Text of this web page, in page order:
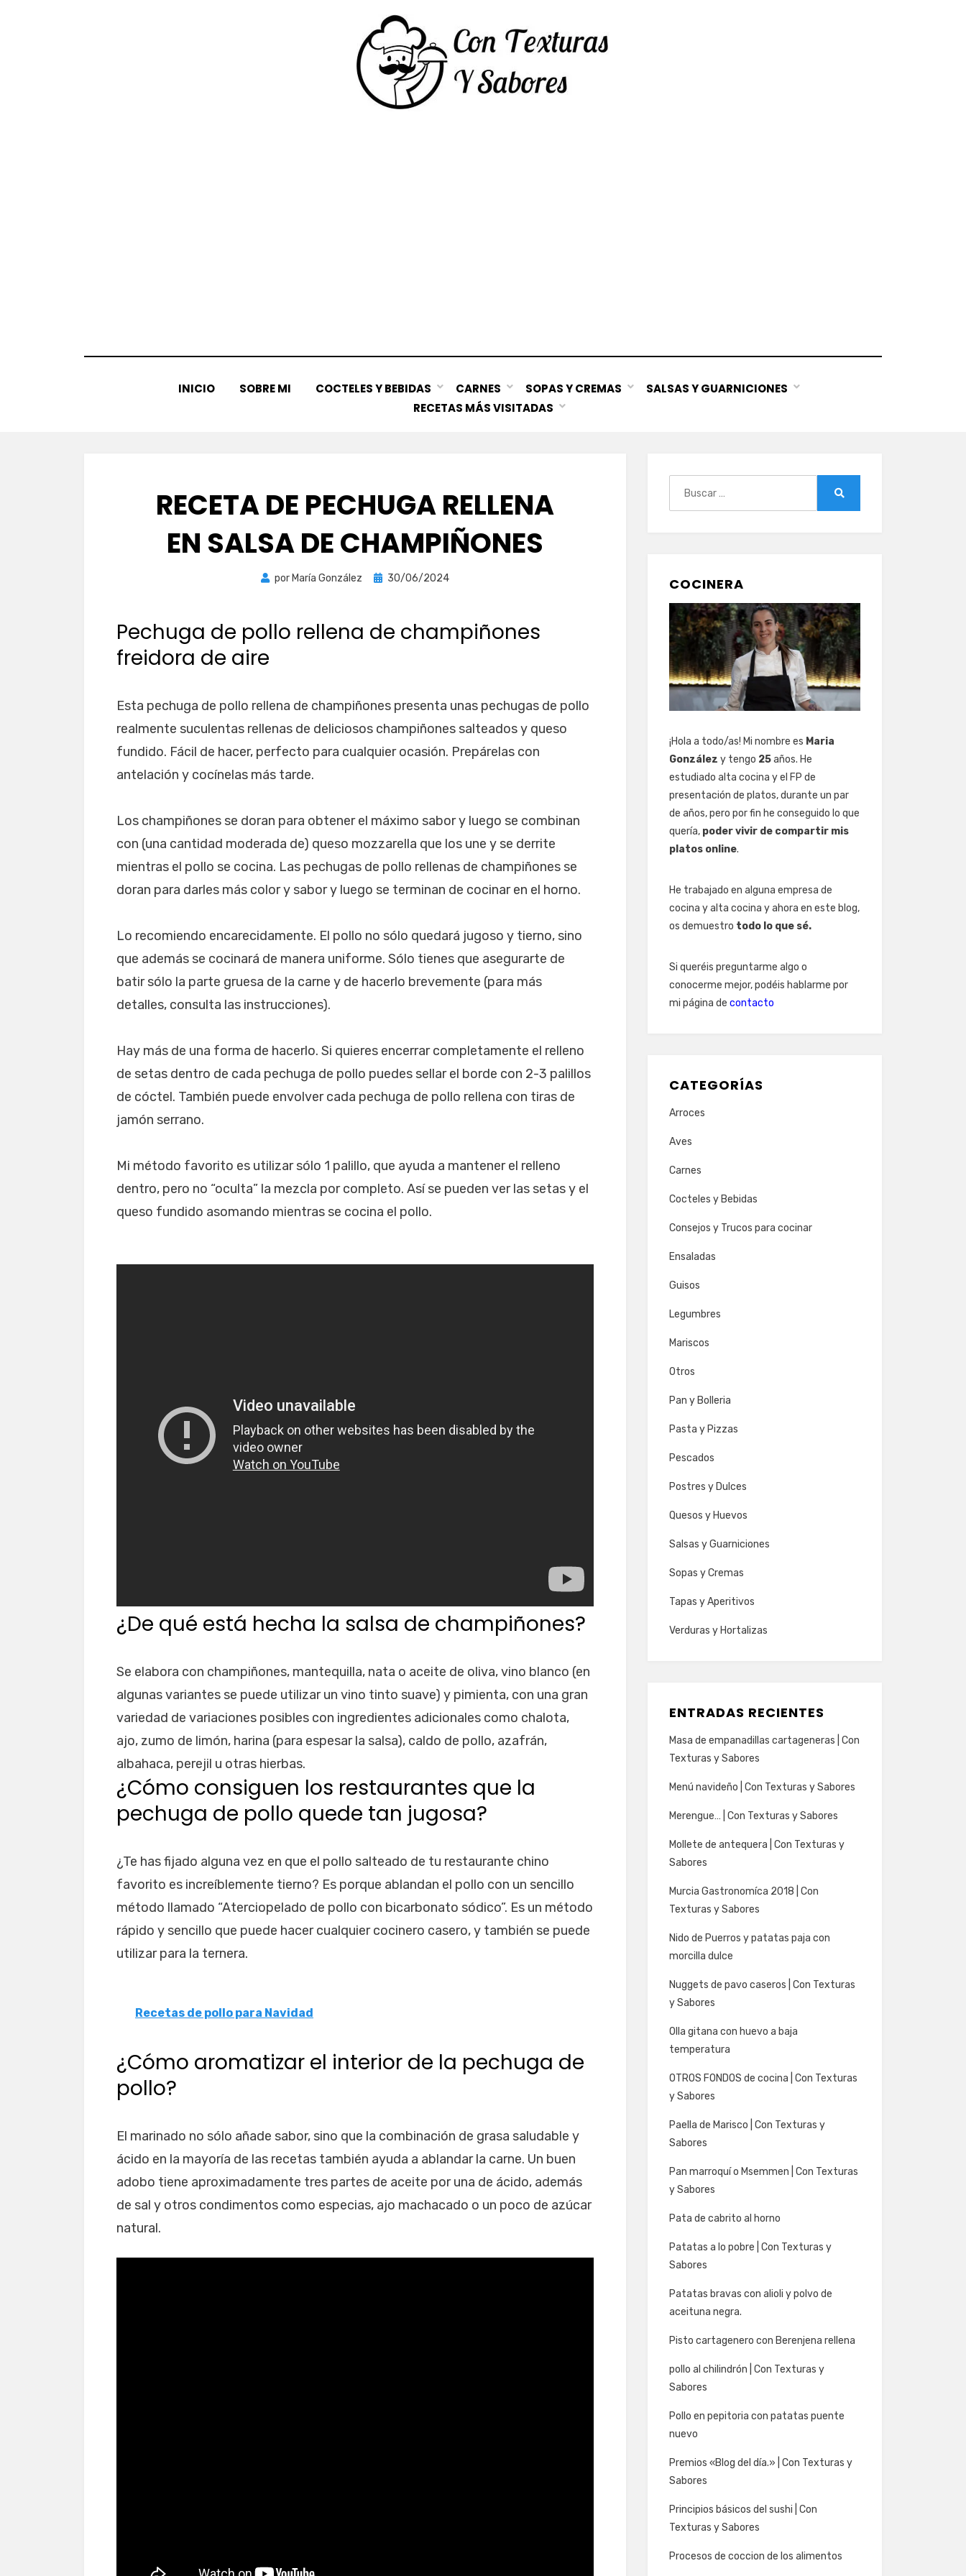
INICIO SOBRE MI COCTELES Y BEBIDAS CARNES SOPAS Y CREMAS
SALSAS Y GUARNICIONES
RECETAS MÁS VISITADAS
RECETA DE PECHUGA RELLENA
EN SALSA DE CHAMPIÑONES
por María González
Publicada
30/06/2024
Pechuga de pollo rellena de champiñones
freidora de aire
Esta pechuga de pollo rellena de champiñones presenta unas pechugas de pollo
realmente suculentas rellenas de deliciosos champiñones salteados y queso
fundido. Fácil de hacer, perfecto para cualquier ocasión. Prepárelas con
antelación y cocínelas más tarde.
Los champiñones se doran para obtener el máximo sabor y luego se combinan
con (una cantidad moderada de) queso mozzarella que los une y se derrite
mientras el pollo se cocina. Las pechugas de pollo rellenas de champiñones se
doran para darles más color y sabor y luego se terminan de cocinar en el horno.
Lo recomiendo encarecidamente. El pollo no sólo quedará jugoso y tierno, sino
que además se cocinará de manera uniforme. Sólo tienes que asegurarte de
batir sólo la parte gruesa de la carne y de hacerlo brevemente (para más
detalles, consulta las instrucciones).
Hay más de una forma de hacerlo. Si quieres encerrar completamente el relleno
de setas dentro de cada pechuga de pollo puedes sellar el borde con 2-3 palillos
de cóctel. También puede envolver cada pechuga de pollo rellena con tiras de
jamón serrano.
Mi método favorito es utilizar sólo 1 palillo, que ayuda a mantener el relleno
dentro, pero no “oculta” la mezcla por completo. Así se pueden ver las setas y el
queso fundido asomando mientras se cocina el pollo.
¿De qué está hecha la salsa de champiñones?
Se elabora con champiñones, mantequilla, nata o aceite de oliva, vino blanco (en
algunas variantes se puede utilizar un vino tinto suave) y pimienta, con una gran
variedad de variaciones posibles con ingredientes adicionales como chalota,
ajo, zumo de limón, harina (para espesar la salsa), caldo de pollo, azafrán,
albahaca, perejil u otras hierbas.
¿Cómo consiguen los restaurantes que la
pechuga de pollo quede tan jugosa?
¿Te has fijado alguna vez en que el pollo salteado de tu restaurante chino
favorito es increíblemente tierno? Es porque ablandan el pollo con un sencillo
método llamado “Aterciopelado de pollo con bicarbonato sódico”. Es un método
rápido y sencillo que puede hacer cualquier cocinero casero, y también se puede
utilizar para la ternera.
Recetas de pollo para Navidad
¿Cómo aromatizar el interior de la pechuga de
pollo?
El marinado no sólo añade sabor, sino que la combinación de grasa saludable y
ácido en la mayoría de las recetas también ayuda a ablandar la carne. Un buen
adobo tiene aproximadamente tres partes de aceite por una de ácido, además
de sal y otros condimentos como especias, ajo machacado o un poco de azúcar
natural.
COCINERA
¡Hola a todo/as! Mi nombre es Maria
González y tengo 25años. He
estudiado alta cocina y el FP de
presentación de platos, durante un par
de años, pero por fin he conseguido lo que
quería, poder vivir de compartir mis
platos online.
He trabajado en alguna empresa de
cocina y alta cocina y ahora en este blog,
os demuestro todo lo que sé.
Si queréis preguntarme algo o
conocerme mejor, podéis hablarme por
mi página de contacto
CATEGORÍAS
Arroces
Aves
Carnes
Cocteles y Bebidas
Consejos y Trucos para cocinar
Ensaladas
Guisos
Legumbres
Mariscos
Otros
Pan y Bolleria
Pasta y Pizzas
Pescados
Postres y Dulces
Quesos y Huevos
Salsas y Guarniciones
Sopas y Cremas
Tapas y Aperitivos
Verduras y Hortalizas
ENTRADAS RECIENTES
Masa de empanadillas cartageneras | Con
Texturas y Sabores
Menú navideño | Con Texturas y Sabores
Merengue… | Con Texturas y Sabores
Mollete de antequera | Con Texturas y
Sabores
Murcia Gastronomíca 2018 | Con
Texturas y Sabores
Nido de Puerros y patatas paja con
morcilla dulce
Nuggets de pavo caseros | Con Texturas
y Sabores
Olla gitana con huevo a baja
temperatura
OTROS FONDOS de cocina | Con Texturas
y Sabores
Paella de Marisco | Con Texturas y
Sabores
Pan marroquí o Msemmen | Con Texturas
y Sabores
Pata de cabrito al horno
Patatas a lo pobre | Con Texturas y
Sabores
Patatas bravas con alioli y polvo de
aceituna negra.
Pisto cartagenero con Berenjena rellena
pollo al chilindrón | Con Texturas y
Sabores
Pollo en pepitoria con patatas puente
nuevo
Premios «Blog del día.» | Con Texturas y
Sabores
Principios básicos del sushi | Con
Texturas y Sabores
Procesos de coccion de los alimentos